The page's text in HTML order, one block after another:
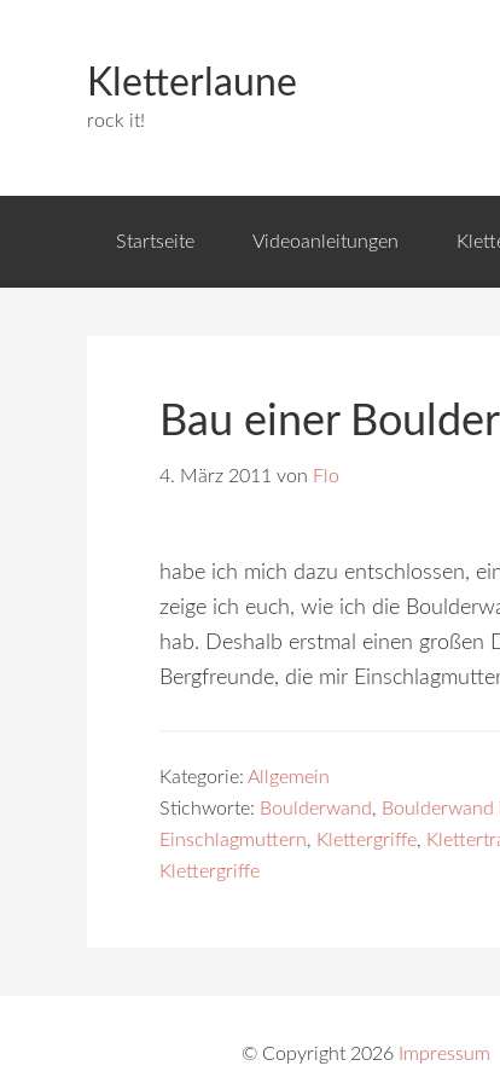
Kletterlaune
rock it!
Startseite Videoanleitungen
Bau einer
4. März 2011 von Flo
habe ich mich dazu entschlossen,
zeige ich euch, wie ich die
hab. Deshalb erstmal einen großen
Bergfreunde, die mir
Kategorie: Allgemein
Stichworte: Boulderwand, Boulderwand
Einschlagmuttern, Klettergriffe,
Klettergriffe
© Copyright 2026 Impressum